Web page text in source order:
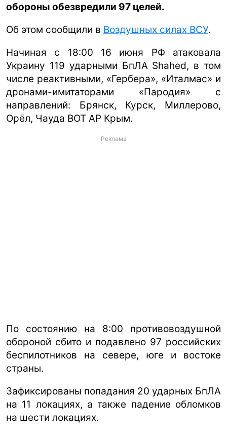
обороны обезвредили 97 целей.
Об этом сообщили в Воздушных силах ВСУ.
Начиная с 18:00 16 июня РФ атаковала
Украину 119 ударными БпЛА Shahed, в том
числе реактивными, «Гербера», «Италмас» и
дронами-имитаторами «Пародия» с
направлений: Брянск, Курск, Миллерово,
Орёл, Чауда ВОТ АР Крым.
Реклама
По состоянию на 8:00 противовоздушной
обороной сбито и подавлено 97 российских
беспилотников на севере, юге и востоке
страны.
Зафиксированы попадания 20 ударных БпЛА
на 11 локациях, а также падение обломков
на шести локациях.